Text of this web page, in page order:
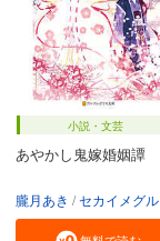
小説・文芸
あやかし鬼嫁婚姻譚
朧月あき セカイメグル